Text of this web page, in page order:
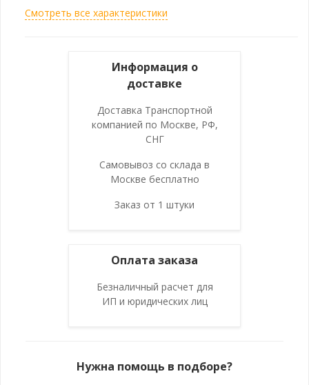
Смотреть все характеристики
Информация о
доставке
Доставка Транспортной
компанией по Москве, РФ,
СНГ
Самовывоз со склада в
Москве бесплатно
Заказ от 1 штуки
Оплата заказа
Безналичный расчет для
ИП и юридических лиц
Нужна помощь в подборе?